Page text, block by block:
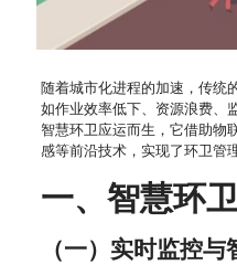
随着城市化进程的加速，传统
如作业效率低下、资源浪费、
智慧环卫应运而生，它借助物
感等前沿技术，实现了环卫管
一、智慧环
（一）实时监控与